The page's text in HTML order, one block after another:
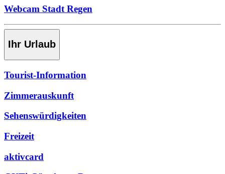
Webcam Stadt Regen
Ihr Urlaub
Tourist-Information
Zimmerauskunft
Sehenswürdigkeiten
Freizeit
aktivcard